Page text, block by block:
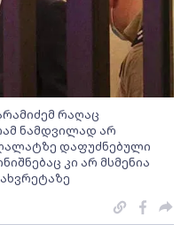
რაღაც
ნამდვილად არ
დაფუძნებული
კი არ მსმენია